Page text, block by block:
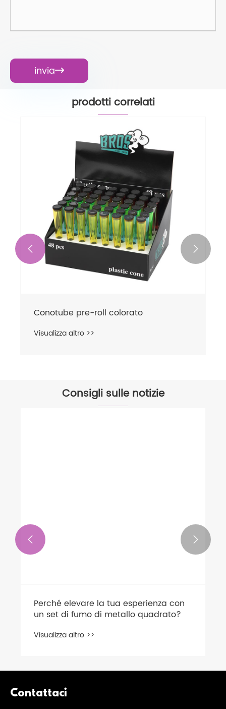
invia
prodotti correlati
Conotube pre-roll colorato
Visualizza altro >>
 
Consigli sulle notizie
Perché elevare la tua esperienza con
un set di fumo di metallo quadrato?
Visualizza altro >>
 
Contattaci